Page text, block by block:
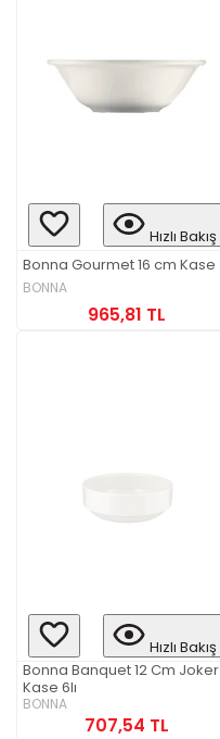
Hızlı Bakış
Bonna Gourmet 16 cm Kase
BONNA
965,81 TL
Hızlı Bakış
Bonna Banquet 12 Cm Joker
Kase 6lı
BONNA
707,54 TL